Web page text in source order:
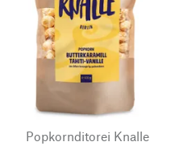
Popkornditorei Knalle